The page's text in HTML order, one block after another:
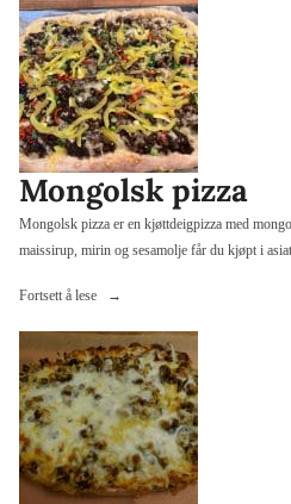
grillen»
Mongolsk pizza
Mongolsk pizza er en kjøttdeigpizza med
maissirup, mirin og sesamolje får du kjøpt i
Fortsett å lese
«Mongolsk